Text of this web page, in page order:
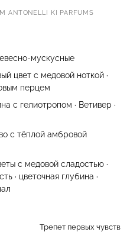
KI PARFUMS
мускусные
цвет с медовой ноткой ·
перцем
с гелиотропом · Ветивер ·
с тёплой амбровой
с медовой сладостью ·
· цветочная глубина ·
Трепет первых чувств